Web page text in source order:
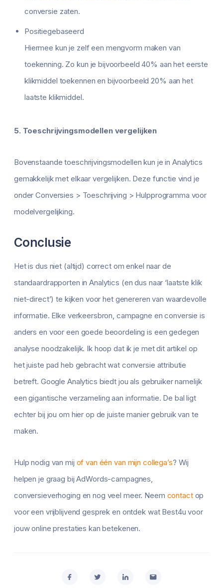
conversie zaten.
Positiegebaseerd
Hiermee kun je zelf een mengvorm maken van
toekenning. Zo kun je bijvoorbeeld 40% aan het eerste
klikmiddel toekennen en bijvoorbeeld 20% aan het
laatste klikmiddel.
5. Toeschrijvingsmodellen vergelijken
Bovenstaande toeschrijvingsmodellen kun je in Analytics
gemakkelijk met elkaar vergelijken. Deze functie vind je
onder Conversies > Toeschrijving > Hulpprogramma voor
modelvergelijking.
Conclusie
Het is dus niet (altijd) correct om enkel naar de
standaardrapporten in Analytics (en dus naar ‘laatste klik
niet-direct’) te kijken voor het genereren van waardevolle
informatie. Elke verkeersbron, campagne en conversie is
anders en voor een goede beoordeling is een gedegen
analyse noodzakelijk. Ik hoop dat ik je met dit artikel op
het juiste pad heb gebracht wat conversie attributie
betreft. Google Analytics biedt jou als gebruiker namelijk
een gigantische verzameling aan informatie. De bal ligt
echter bij jou om hier op de juiste manier gebruik van te
maken.
Hulp nodig van mij of van één van mijn collega’s? Wij
helpen je graag bij AdWords-campagnes,
conversieverhoging en nog veel meer. Neem contactop
voor een vrijblijvend gesprek en ontdek wat Best4u voor
jouw online prestaties kan betekenen.